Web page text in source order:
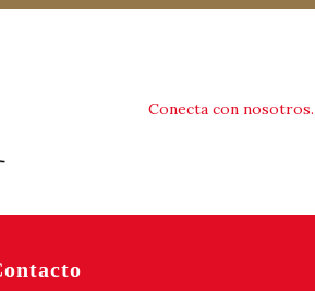
Conecta con nosotros.